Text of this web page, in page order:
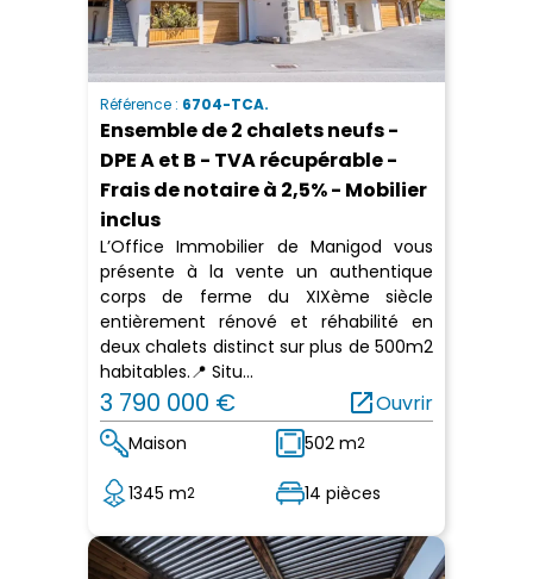
Référence : 6704-TCA.
Ensemble de 2 chalets neufs -
DPE A et B - TVA récupérable -
Frais de notaire à 2,5% - Mobilier
inclus
L’Office Immobilier de Manigod vous
présente à la vente un authentique
corps de ferme du XIXème siècle
entièrement rénové et réhabilité en
deux chalets distinct sur plus de 500m2
habitables.📍 Situ...
3 790 000 € open_in_newOuvrir
Maison 502 m2
1345 m2 14 pièces